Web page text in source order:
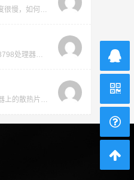
员就能享受高速下载的教程
刷安卓系统教程
下教程及复原教程